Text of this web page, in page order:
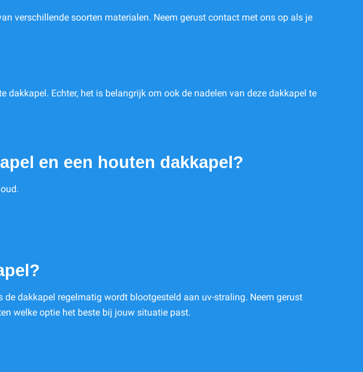
verschillende soorten materialen. Neem gerust contact met ons op als je
dakkapel. Echter, het is belangrijk om ook de nadelen van deze dakkapel te
en een houten dakkapel?
dakkapel regelmatig wordt blootgesteld aan uv-straling. Neem gerust
welke optie het beste bij jouw situatie past.